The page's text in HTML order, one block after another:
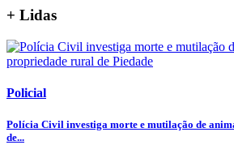
+ Lidas
Policial
Polícia Civil investiga morte e mutilação de
de...